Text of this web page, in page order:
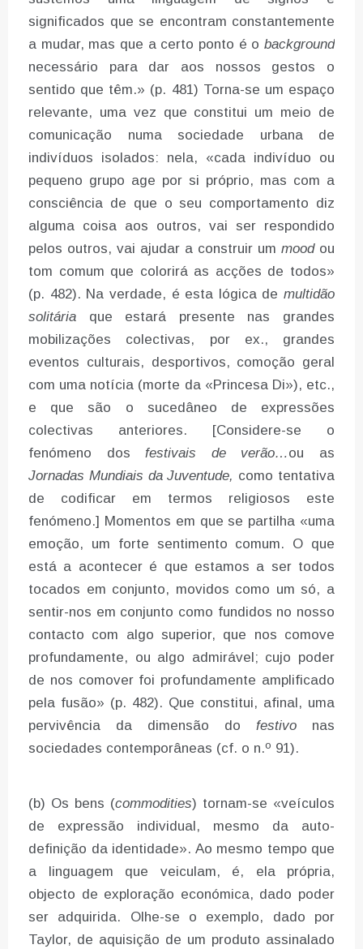
significados que se encontram constantemente
a mudar, mas que a certo ponto é o background
necessário para dar aos nossos gestos o
sentido que têm.» (p. 481) Torna-se um espaço
relevante, uma vez que constitui um meio de
comunicação numa sociedade urbana de
indivíduos isolados: nela, «cada indivíduo ou
pequeno grupo age por si próprio, mas com a
consciência de que o seu comportamento diz
alguma coisa aos outros, vai ser respondido
pelos outros, vai ajudar a construir um mood ou
tom comum que colorirá as acções de todos»
(p. 482). Na verdade, é esta lógica de multidão
solitária que estará presente nas grandes
mobilizações colectivas, por ex., grandes
eventos culturais, desportivos, comoção geral
com uma notícia (morte da «Princesa Di»), etc.,
e que são o sucedâneo de expressões
colectivas anteriores. [Considere-se o
fenómeno dosfestivais de verão…ou as
Jornadas Mundiais da Juventude, como tentativa
de codificar em termos religiosos este
fenómeno.] Momentos em que se partilha «uma
emoção, um forte sentimento comum. O que
está a acontecer é que estamos a ser todos
tocados em conjunto, movidos como um só, a
sentir-nos em conjunto como fundidos no nosso
contacto com algo superior, que nos comove
profundamente, ou algo admirável; cujo poder
de nos comover foi profundamente amplificado
pela fusão» (p. 482). Que constitui, afinal, uma
pervivência da dimensão do festivo nas
sociedades contemporâneas (cf. o n.º 91).
(b) Os bens (commodities) tornam-se «veículos
de expressão individual, mesmo da auto-
definição da identidade». Ao mesmo tempo que
a linguagem que veiculam, é, ela própria,
objecto de exploração económica, dado poder
ser adquirida. Olhe-se o exemplo, dado por
Taylor, de aquisição de um produto assinalado